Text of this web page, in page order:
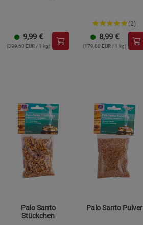
9,99 €
(399,60 EUR / 1 kg)
(2)
8,99 €
(179,80 EUR / 1 kg)
Palo Santo
Stückchen
Palo Santo Pulver